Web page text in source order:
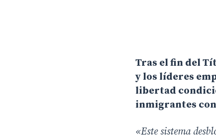
Tras el fin del
y los líderes
libertad
inmigrantes
«Este sistema